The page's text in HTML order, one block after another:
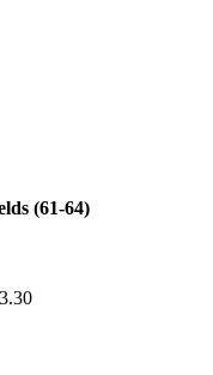
(61-64)